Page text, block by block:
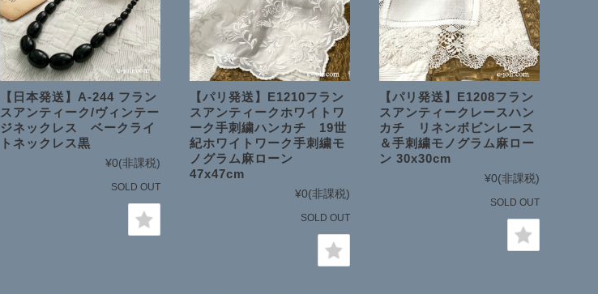
【日本発送】A-244 フラン
スアンティーク/ヴィンテー
ジネックレス ベークライ
トネックレス黒
¥0(非課税)
SOLD OUT
【パリ発送】E1210フラン
スアンティークホワイトワ
ーク手刺繍ハンカチ 19世
紀ホワイトワーク手刺繍モ
ノグラム麻ローン
47x47cm
¥0(非課税)
SOLD OUT
【パリ発送】E1208フラン
スアンティークレースハン
カチ リネンボビンレース
＆手刺繍モノグラム麻ロー
ン 30x30cm
¥0(非課税)
SOLD OUT